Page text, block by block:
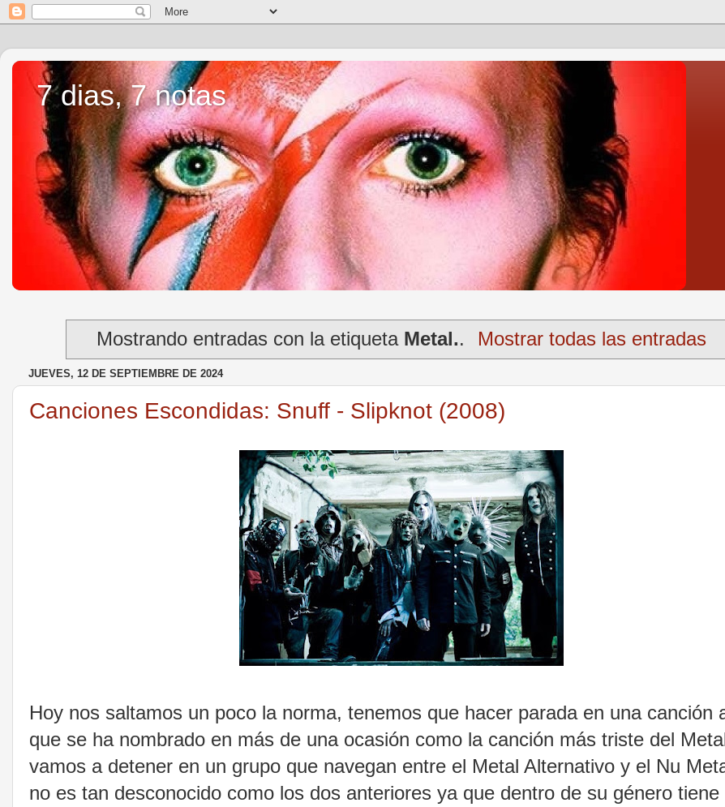
7 dias, 7 notas
Mostrando entradas con la etiqueta Metal.. Mostrar todas las entradas
JUEVES, 12 DE SEPTIEMBRE DE 2024
Canciones Escondidas: Snuff - Slipknot (2008)
Hoy nos saltamos un poco la norma, tenemos que hacer parada en una canción
que se ha nombrado en más de una ocasión como la canción más triste del
vamos a detener en un grupo que navegan entre el Metal Alternativo y el Nu
no es tan desconocido como los dos anteriores ya que dentro de su género tiene